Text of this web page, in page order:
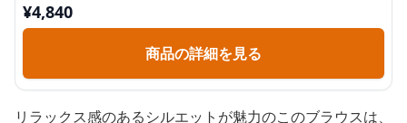
¥4,840
商品の詳細を見る
リラックス感のあるシルエットが魅力のこのブラウスは、